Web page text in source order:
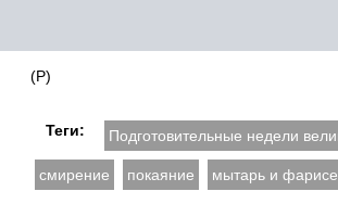
(Р)
Теги: Подготовительные недели
смирение покаяние мытарь и